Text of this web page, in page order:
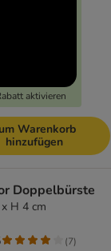
aktivieren
Warenkorb
hinzufügen
Doppelbürste
H 4 cm
(7)